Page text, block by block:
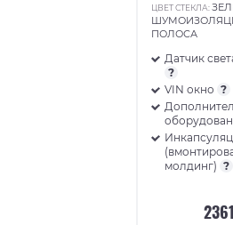
ЦВЕТ СТЕКЛА:
ПОЛОСА
Датчик
?
VIN окно ?
молдинг) ?